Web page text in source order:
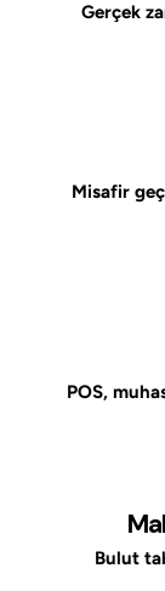
Gerçek
Misafir
POS,
Bulut